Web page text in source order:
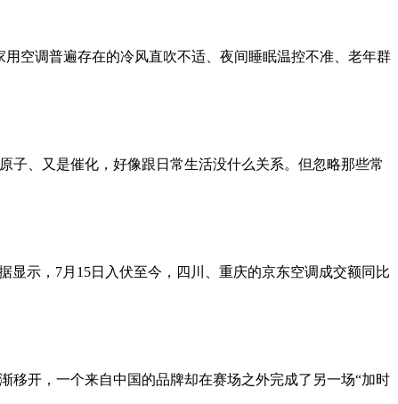
空调普遍存在的冷风直吹不适、夜间睡眠温控不准、老年群
、又是催化，好像跟日常生活没什么关系。但忽略那些常
示，7月15日入伏至今，四川、重庆的京东空调成交额同比
移开，一个来自中国的品牌却在赛场之外完成了另一场“加时